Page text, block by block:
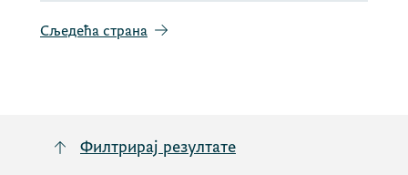
Сљедећа страна
Филтрирај резултате